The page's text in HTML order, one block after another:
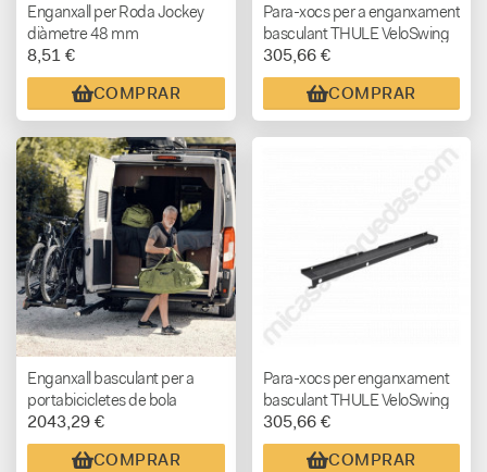
Enganxall per Roda Jockey
diàmetre 48 mm
8,51 €
COMPRAR
Para-xocs per a enganxament
basculant THULE VeloSwing
305,66 €
COMPRAR
Enganxall basculant per a
portabicicletes de bola
THULE VeloSwing
2043,29 €
COMPRAR
Para-xocs per enganxament
basculant THULE VeloSwing
AMB SENSOR
D’APARCAMENT
305,66 €
COMPRAR